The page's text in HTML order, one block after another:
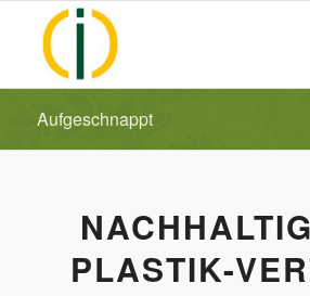
Aufgeschnappt
PLASTIK-